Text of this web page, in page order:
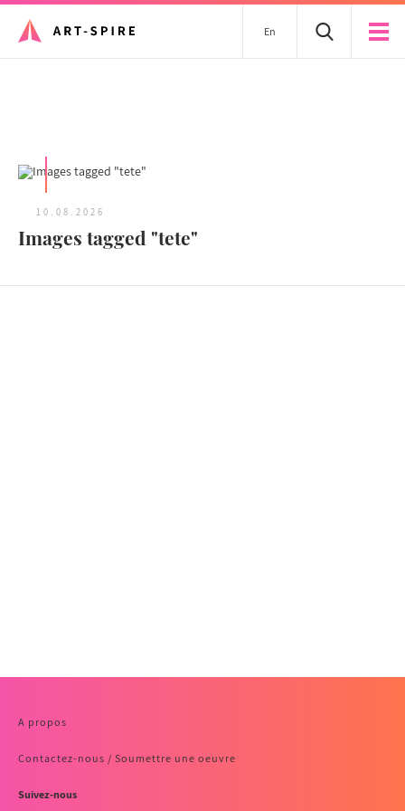
En
10.08.2026
Images tagged "tete"
A propos
Contactez-nous / Soumettre une oeuvre
Suivez-nous